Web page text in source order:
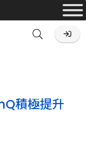
積極提升